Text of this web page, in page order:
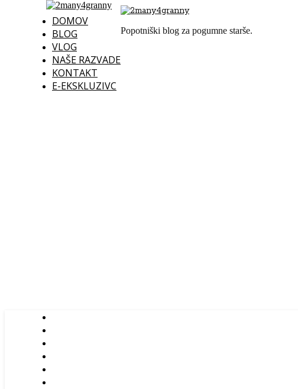
DOMOV
BLOG
VLOG
NAŠE RAZVADE
KONTAKT
E-EKSKLUZIVC
Popotniški blog za pogumne starše.